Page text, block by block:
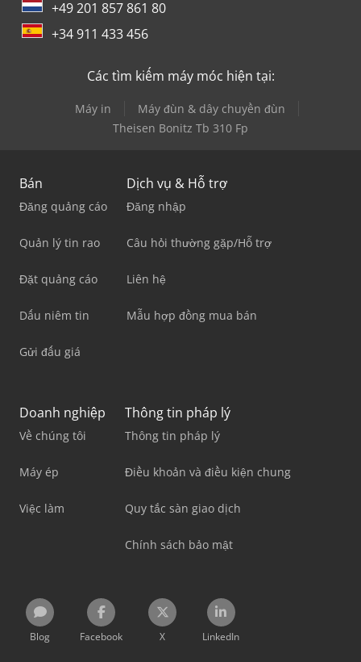
+49 201 857 861 80
+34 911 433 456
Các tìm kiếm máy móc hiện tại:
Máy in
Máy đùn & dây chuyền đùn
Theisen Bonitz Tb 310 Fp
Bán
Đăng quảng cáo
Quản lý tin rao
Đặt quảng cáo
Dấu niêm tin
Gửi đấu giá
Dịch vụ & Hỗ trợ
Đăng nhập
Câu hỏi thường gặp/Hỗ trợ
Liên hệ
Mẫu hợp đồng mua bán
Doanh nghiệp
Về chúng tôi
Máy ép
Việc làm
Thông tin pháp lý
Thông tin pháp lý
Điều khoản và điều kiện chung
Quy tắc sàn giao dịch
Chính sách bảo mật
Blog Facebook X LinkedIn